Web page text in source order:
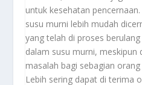
untuk kesehatan
susu murni lebih mudah
yang telah di proses
dalam susu murni, meskipun
masalah bagi sebagian
Lebih sering dapat di terima